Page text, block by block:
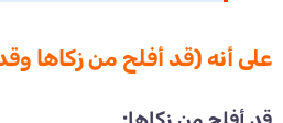
على أنه (قد أفلح من زكاها